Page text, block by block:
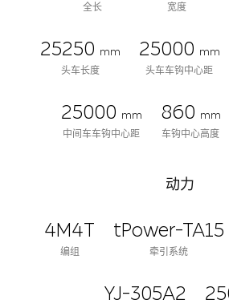
全长
宽度
25250 mm
头车长度
25000 mm
头车车钩中心距
25000 mm
中间车车钩中心距
860 mm
车钩中心高度
动力
4M4T
编组
tPower-TA15
牵引系统
YJ-305A2